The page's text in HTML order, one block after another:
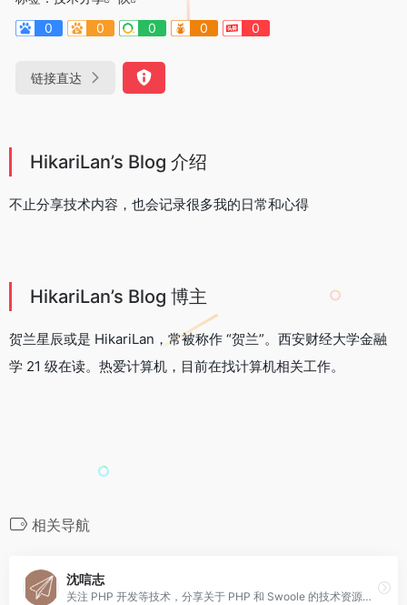
0
0 0 0 0
链接直达
HikariLan’s Blog 介绍
不止分享技术内容，也会记录很多我的日常和心得
HikariLan’s Blog 博主
贺兰星辰或是 HikariLan，常被称作 “贺兰”。西安财经大学金融
学 21 级在读。热爱计算机，目前在找计算机相关工作。
相关导航
沈唁志
关注 PHP 开发等技术，分享关于 PHP 和 Swoole 的技术资源、实用的扩展插件、有趣的网站、WordPress 等一切好玩的东西！